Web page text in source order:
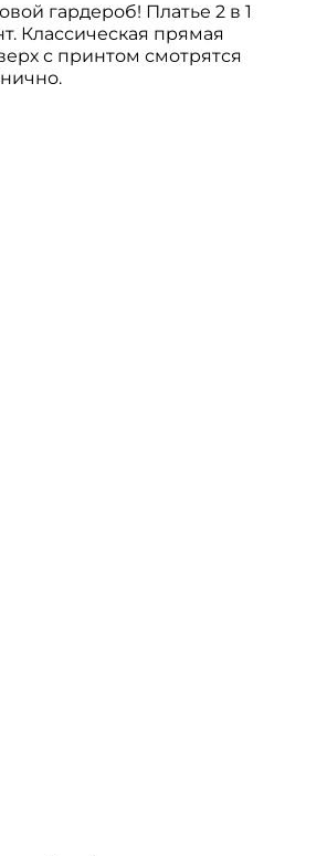
гардероб! Платье 2 в 1
Классическая прямая
с принтом смотрятся